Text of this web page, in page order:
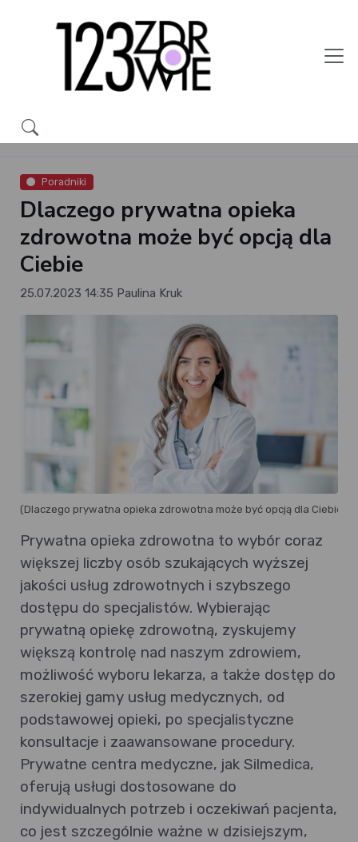
Poradniki
Dlaczego prywatna opieka
zdrowotna może być opcją dla
Ciebie
25.07.2023 14:35 Paulina Kruk
(Dlaczego prywatna opieka zdrowotna może być opcją dla Ciebie :
Prywatna opieka zdrowotna to wybór coraz
większej liczby osób szukających wyższej
jakości usług zdrowotnych i szybszego
dostępu do specjalistów. Wybierając
prywatną opiekę zdrowotną, zyskujemy
większą kontrolę nad naszym zdrowiem,
możliwość wyboru lekarza, a także dostęp do
szerokiej gamy usług medycznych, od
podstawowej opieki, po specjalistyczne
konsultacje i zaawansowane procedury.
Prywatne centra medyczne, jak Silmedica,
oferują usługi dostosowane do
indywidualnych potrzeb i oczekiwań pacjenta,
co jest szczególnie ważne w dzisiejszym,